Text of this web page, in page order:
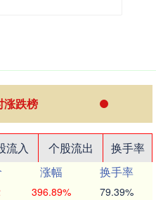
涨跌榜
流入 个股流出
换手率
涨幅
换手率
396.89% 79.39%